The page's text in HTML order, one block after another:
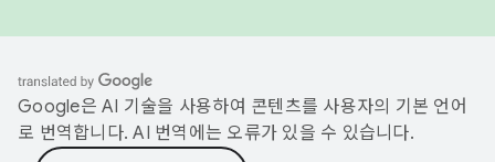
Google은 AI 기술을 사용하여 콘텐츠를 사용자의 기본 언어
로 번역합니다. AI 번역에는 오류가 있을 수 있습니다.